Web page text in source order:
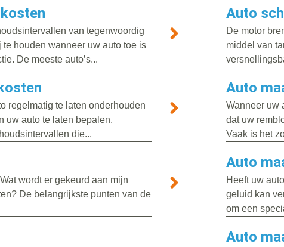
van tegenwoordig
houden wanneer uw auto toe is
De meeste auto’s...
regelmatig te laten onderhouden
uw auto te laten bepalen.
die...
wordt er gekeurd aan mijn
De belangrijkste punten van de
Auto
De motor
middel van
Auto
Wanneer uw
dat uw
Vaak is het
Auto
Heeft uw
geluid kan
om een
Auto